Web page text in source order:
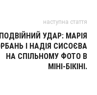
наступна стаття
ПОДВІЙНИЙ УДАР: МАРІЯ
І НАДІЯ СИСОЄВА
НА СПІЛЬНОМУ ФОТО В
МІНІ-БІКІНІ.